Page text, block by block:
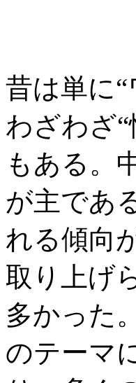
昔は単に
わざわざ
もある。
が主であ
れる傾向
取り上げ
多かった
のテーマ